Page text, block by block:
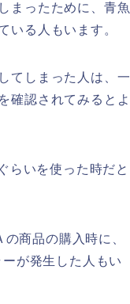
まったために、青魚
いる人もいます。
てしまった人は、一
確認されてみるとよ
らいを使った時だと
商品の購入時に、
が発生した人もい